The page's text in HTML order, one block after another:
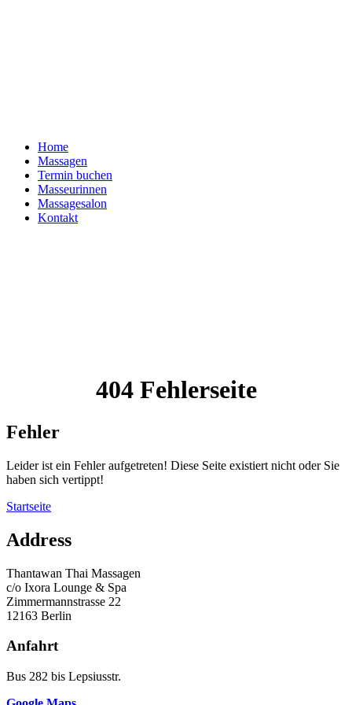
Home
Massagen
Termin buchen
Masseurinnen
Massagesalon
Kontakt
404 Fehlerseite
Fehler
Leider ist ein Fehler aufgetreten! Diese Seite existiert nicht oder Sie
haben sich vertippt!
Startseite
Address
Thantawan Thai Massagen
c/o Ixora Lounge & Spa
Zimmermannstrasse 22
12163 Berlin
Anfahrt
Bus 282 bis Lepsiusstr.